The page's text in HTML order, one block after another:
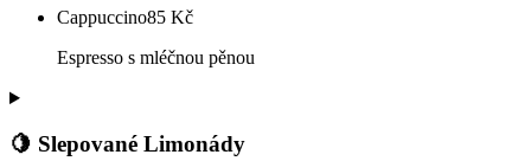
Cappuccino85 Kč
Espresso s mléčnou pěnou
🍋 Slepované Limonády